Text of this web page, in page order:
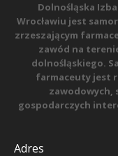
Dolnośląska
Wrocławiu jest
zrzeszającym
zawód na
dolnośląskiego.
farmaceuty jest
zawodowych,
gospodarczych
Adres